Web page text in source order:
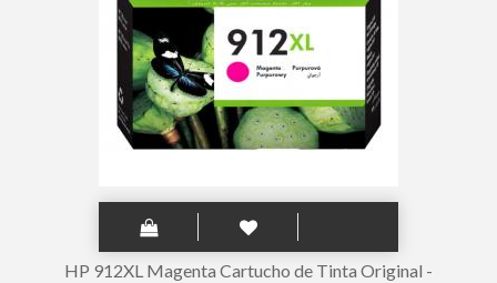
HP 912XL Magenta Cartucho de Tinta Original -